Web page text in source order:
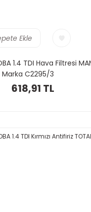
Ekle
1.4 TDI Hava Filtresi
Marka C2295/3
618,91 TL